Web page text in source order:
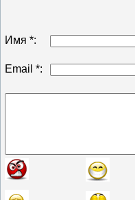
Имя *:
Email *: